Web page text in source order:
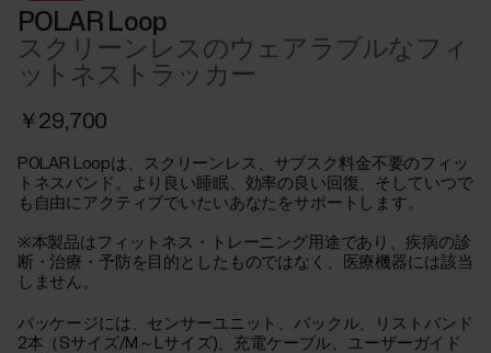
POLAR Loop
スクリーンレスのウェアラブルなフィ
ットネストラッカー
￥29,700
POLAR Loopは、スクリーンレス、サブスク料金不要のフィッ
トネスバンド。より良い睡眠、効率の良い回復、そしていつで
も自由にアクティブでいたいあなたをサポートします。
※本製品はフィットネス・トレーニング用途であり、疾病の診
断・治療・予防を目的としたものではなく、医療機器には該当
しません。
パッケージには、センサーユニット、バックル、リストバンド
2本（Sサイズ/M～Lサイズ)、充電ケーブル、ユーザーガイド